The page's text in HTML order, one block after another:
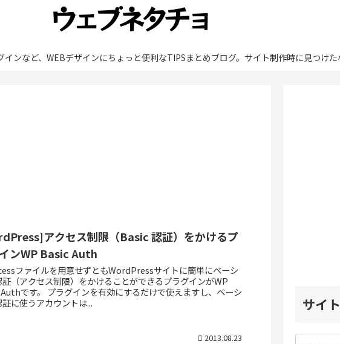
ンなど、WEBデザインにちょっと便利なTIPSまとめブログ。サイト制作時に見つけた
アクセス制限（Basic 認証）をかけるプ
ンWP Basic Auth
ファイルを用意せずともWordPressサイトに簡単にベーシ
証（アクセス制限）をかけることができるプラグインがWP
です。 プラグインを有効にするだけで使えますし、ベーシ
証に使うアカウントは...
2013.08.23
サイ